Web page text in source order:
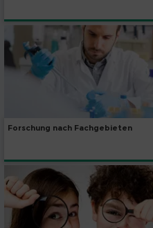
Forschung nach Fachgebieten